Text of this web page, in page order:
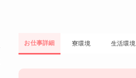
お仕事詳細 寮環境 生活環境